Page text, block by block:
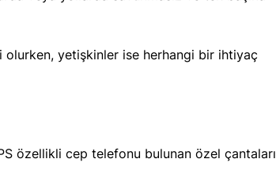
olurken, yetişkinler ise herhangi bir ihtiyaç
özellikli cep telefonu bulunan özel çantaları